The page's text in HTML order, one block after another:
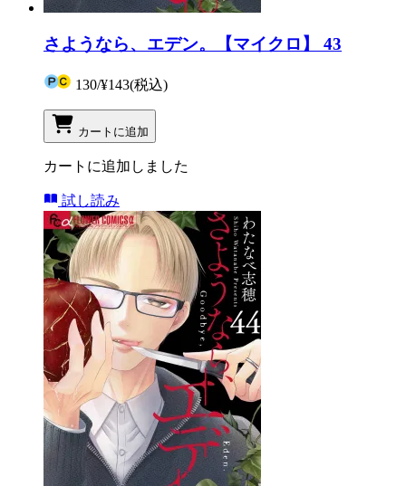
さようなら、エデン。【マイクロ】 43
130/¥143(税込)
カートに追加
カートに追加しました
試し読み